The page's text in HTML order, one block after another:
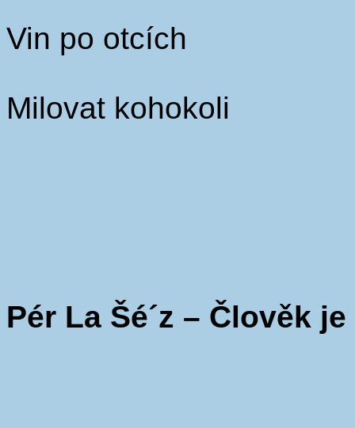
Vin po otcích
Milovat kohokoli
Pér La Šé´z – Člověk